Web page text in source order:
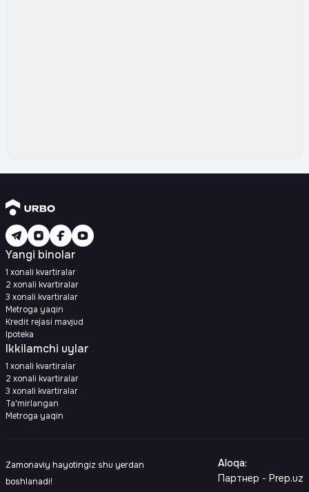
Yangi binolar
1 xonali kvartiralar
2 xonali kvartiralar
3 xonali kvartiralar
Metroga yaqin
Kredit rejasi mavjud
Ipoteka
Ikkilamchi uylar
1 xonali kvartiralar
2 xonali kvartiralar
3 xonali kvartiralar
Ta'mirlangan
Metroga yaqin
Zamonaviy hayotingiz shu yerdan
boshlanadi!
Aloqa:
Партнер - Prep.uz